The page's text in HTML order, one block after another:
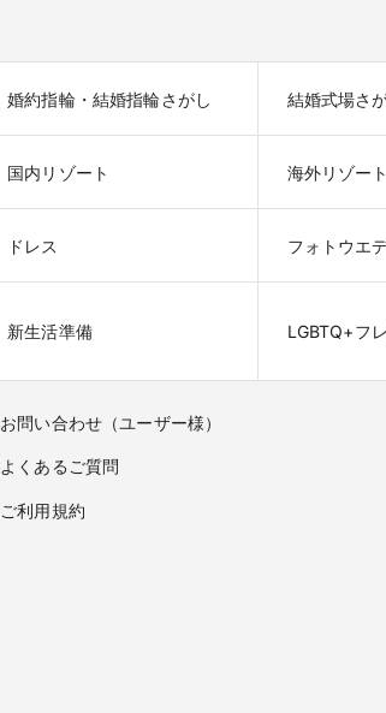
婚約指輪・結婚指輪さがし 結婚式場さ
国内リゾート 海外リゾート
ドレス フォトウエ
新生活準備 LGBTQ+フ
お問い合わせ（ユーザー様）
よくあるご質問
ご利用規約